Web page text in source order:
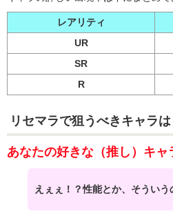
レアリティ
UR
SR
R
リセマラで狙うべきキャラは
あなたの好きな（推し）キャ
えぇぇ！？性能とか、そうい